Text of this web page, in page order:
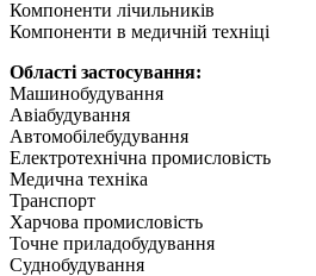
Компоненти лічильників
Компоненти в медичній техніці
Області застосування:
Машинобудування
Авіабудування
Автомобілебудування
Електротехнічна промисловість
Медична техніка
Транспорт
Харчова промисловість
Точне приладобудування
Суднобудування